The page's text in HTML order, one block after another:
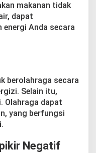
makanan tidak
dapat
energi Anda secara
berolahraga secara
Selain itu,
Olahraga dapat
yang berfungsi
Negatif